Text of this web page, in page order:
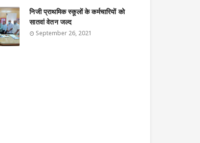
निजी प्राथमिक स्कूलों के कर्मचारियों को
सातवां वेतन जल्द
September 26, 2021